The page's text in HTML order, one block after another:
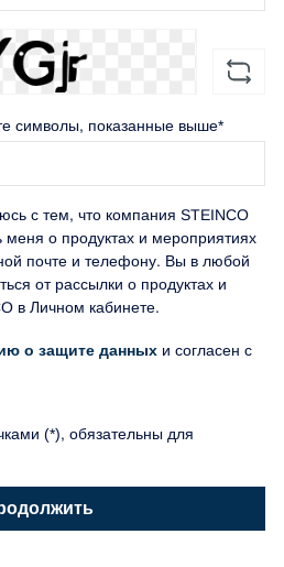
символы, показанные выше*
с тем, что компания STEINCO
о продуктах и мероприятиях
почте и телефону. Вы в любой
от рассылки о продуктах и
в Личном кабинете.
о защите данных и согласен с
(*), обязательны для